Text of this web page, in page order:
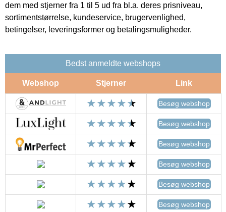
dem med stjerner fra 1 til 5 ud fra bl.a. deres prisniveau,
sortimentstørrelse, kundeservice, brugervenlighed,
betingelser, leveringsformer og betalingsmuligheder.
Bedst anmeldte webshops
Webshop Stjerner Link
Besøg webshop
Besøg webshop
Besøg webshop
Besøg webshop
Besøg webshop
Besøg webshop